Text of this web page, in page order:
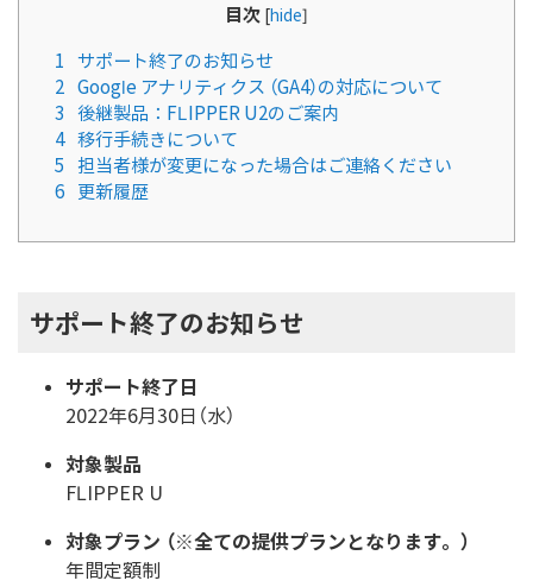
目次 [hide]
1
サポート終了のお知らせ
2 Google アナリティクス （GA4）の対応について
3
後継製品：FLIPPER U2のご案内
4 移行手続きについて
5
担当者様が変更になった場合はご連絡ください
6
更新履歴
サポート終了のお知らせ
サポート終了日
2022年6月30日（水）
対象製品
FLIPPER U
対象プラン （※全ての提供プランとなります。）
年間定額制